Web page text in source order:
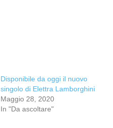
Disponibile da oggi il nuovo
singolo di Elettra Lamborghini
Maggio 28, 2020
In "Da ascoltare"